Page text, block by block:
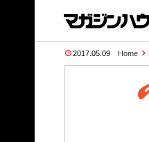
2017.05.09 Home